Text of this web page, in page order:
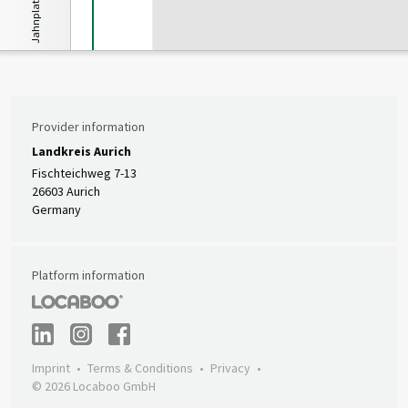
Jahnplatz
Provider information
Landkreis Aurich
Fischteichweg 7-13
26603 Aurich
Germany
Platform information
Imprint Terms & Conditions
Privacy
© 2026 Locaboo GmbH